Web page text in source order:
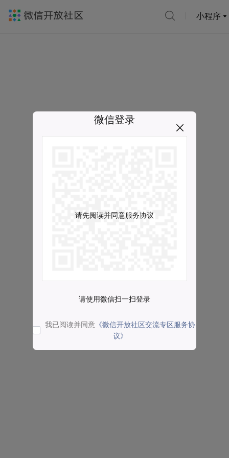
小程序
微信登录
请先阅读并同意服务协议
请使用微信扫一扫登录
我已阅读并同意 《微信开放社区交流专区服务协
议》